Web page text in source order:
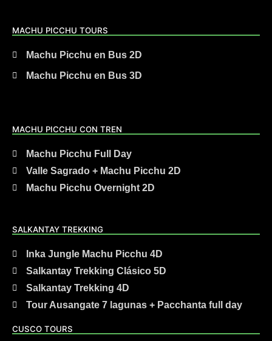
MACHU PICCHU TOURS
Machu Picchu en Bus 2D
Machu Picchu en Bus 3D
MACHU PICCHU CON TREN
Machu Picchu Full Day
Valle Sagrado + Machu Picchu 2D
Machu Picchu Overnight 2D
SALKANTAY TREKKING
Inka Jungle Machu Picchu 4D
Salkantay Trekking Clásico 5D
Salkantay Trekking 4D
Tour Ausangate 7 lagunas + Pacchanta full day
CUSCO TOURS